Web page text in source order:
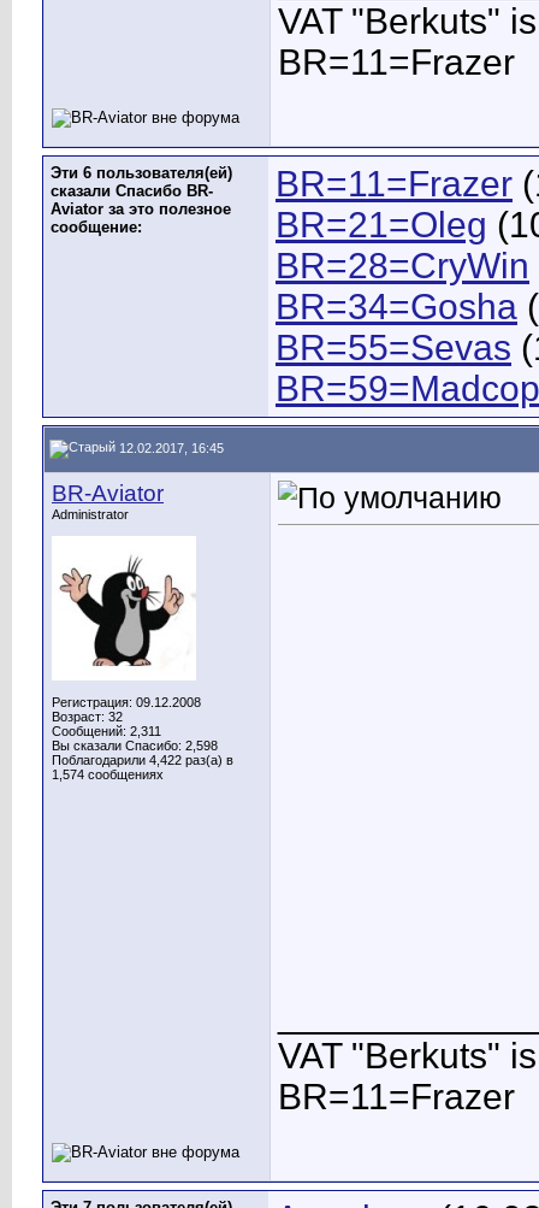
VAT "Berkuts"
BR=11=Frazer
Эти 6 пользователя(ей)
сказали Спасибо BR-
Aviator за это полезное
сообщение:
BR=11=Frazer
BR=21=Oleg
BR=28=CryWin
BR=34=Gosha
BR=55=Sevas
BR=59=Madcop
12.02.2017, 16:45
BR-Aviator
Administrator
Регистрация: 09.12.2008
Возраст: 32
Сообщений: 2,311
Вы сказали Спасибо: 2,598
Поблагодарили 4,422 раз(а) в
1,574 сообщениях
VAT "Berkuts"
BR=11=Frazer